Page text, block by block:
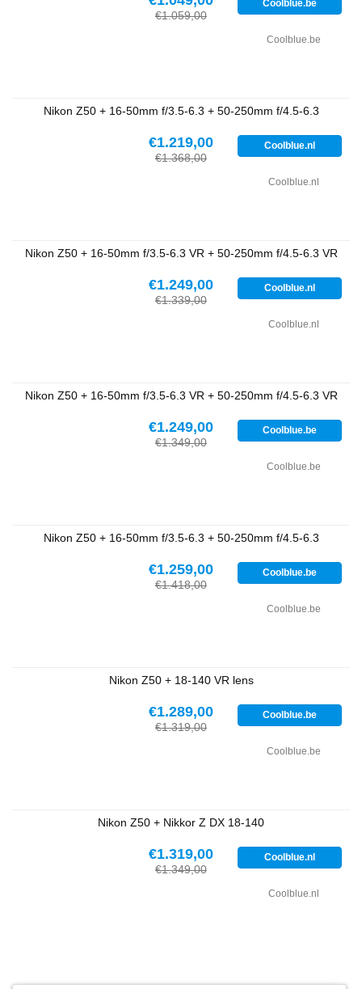
€1.059,00
Coolblue.be
Coolblue.be
Nikon Z50 + 16-50mm f/3.5-6.3 + 50-250mm f/4.5-6.3
€1.219,00
€1.368,00
Coolblue.nl
Coolblue.nl
Nikon Z50 + 16-50mm f/3.5-6.3 VR + 50-250mm f/4.5-6.3 VR
€1.249,00
€1.339,00
Coolblue.nl
Coolblue.nl
Nikon Z50 + 16-50mm f/3.5-6.3 VR + 50-250mm f/4.5-6.3 VR
€1.249,00
€1.349,00
Coolblue.be
Coolblue.be
Nikon Z50 + 16-50mm f/3.5-6.3 + 50-250mm f/4.5-6.3
€1.259,00
€1.418,00
Coolblue.be
Coolblue.be
Nikon Z50 + 18-140 VR lens
€1.289,00
€1.319,00
Coolblue.be
Coolblue.be
Nikon Z50 + Nikkor Z DX 18-140
€1.319,00
€1.349,00
Coolblue.nl
Coolblue.nl